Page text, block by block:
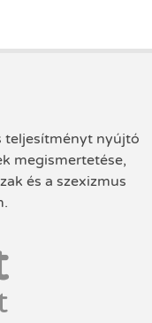
teljesítményt nyújtó
megismertetése,
és a szexizmus